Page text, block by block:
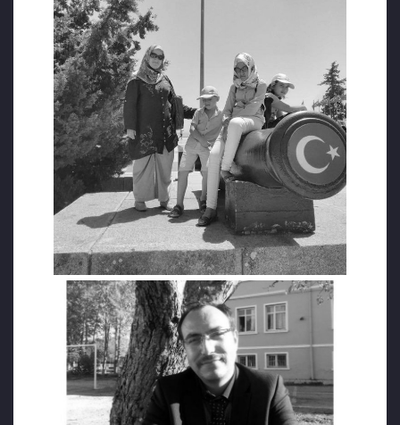
Ailelerine gönderdikleri, “Işıkları gördük,
adaya çıkıyoruz” mesajı, onlardan alınan son
bilgi oldu. Ölüm yolculuğunda, bindikleri bot
alabora oldu ve 5 kişilik ailenin tümü
boğularak hayatını kaybetti. Acı olay, yaklaşık
20 gün sonra (21 Kasım 2017) çocukların
cesetlerinin Midilli’de kıyıya vurmasıyla
ortaya çıktı.
Evine yapılan polis baskınları yüzünden son
bir yıldır saklanmak zorunda kalan ve hayatı
her geçen gün biraz daha zorlaşan Hüseyin
Maden, KHK ile mesleğinden atılmadan evvel
başarılı bir geçmişe sahipti. TÜBİTAK
projelerinde üstlendiği roller Milli Eğitim
Bakanlığı’nın sitesinde öldüğü güne kadar
yer aldı. Ne var ki Maden ailesinin kıyıya
vuran cesetleri medyada yer almaya
başlayınca koca bir aileyi ölüme
sürükleyenler büyük bir paniğe kapılarak